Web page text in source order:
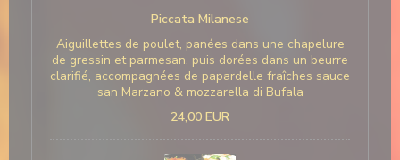
Piccata Milanese
Aiguillettes de poulet, panées dans une chapelure
de gressin et parmesan, puis dorées dans un beurre
clarifié, accompagnées de papardelle fraîches sauce
san Marzano & mozzarella di Bufala
24,00 EUR